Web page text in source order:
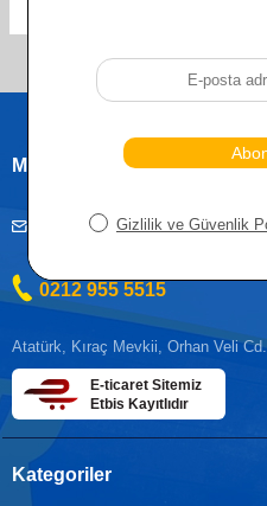
Toplam ürün
Müşteri Hizmetleri
0212 955 5515
Atatürk, Kıraç Mevkii, Orhan Veli
E-ticaret Sitemiz
Etbis Kayıtlıdır
Kategoriler